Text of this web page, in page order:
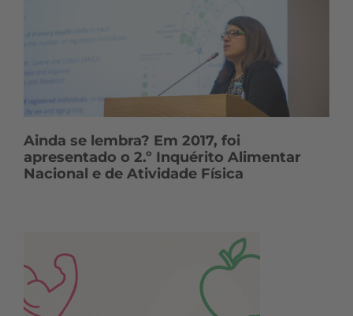
Ainda se lembra? Em 2017, foi
apresentado o 2.º Inquérito Alimentar
Nacional e de Atividade Física